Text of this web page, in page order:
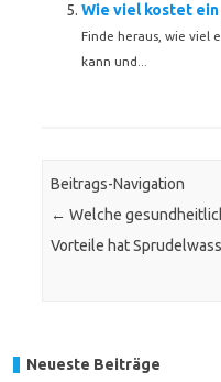
Wie viel kostet
Finde heraus, wie viel
kann und...
Beitrags-Navigation
← Welche
Vorteile hat
Neueste Beiträge